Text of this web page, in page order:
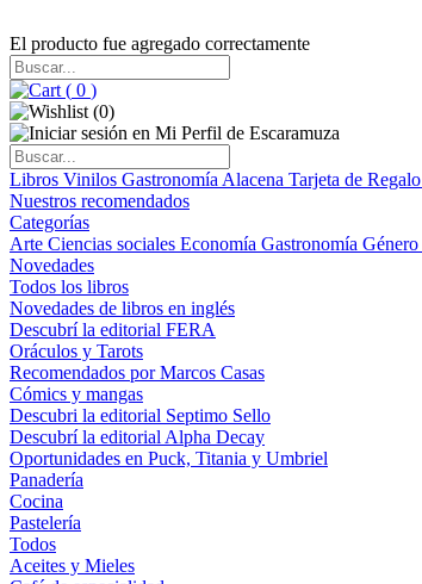
El producto fue agregado correctamente
( 0 )
(0)
Libros Vinilos Gastronomía Alacena Tarjeta de Regalo
Nuestros recomendados
Categorías
Arte Ciencias sociales Economía Gastronomía Género
Novedades
Todos los libros
Novedades de libros en inglés
Descubrí la editorial FERA
Oráculos y Tarots
Recomendados por Marcos Casas
Cómics y mangas
Descubri la editorial Septimo Sello
Descubrí la editorial Alpha Decay
Oportunidades en Puck, Titania y Umbriel
Panadería
Cocina
Pastelería
Todos
Aceites y Mieles